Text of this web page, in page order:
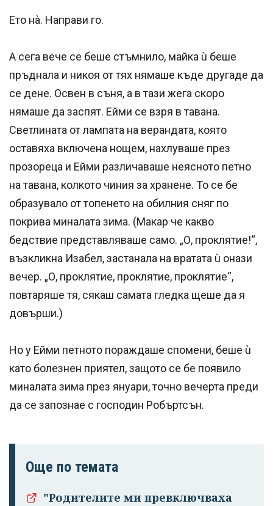
Ето нà. Направи го.
А сега вече се беше стъмнило, майка ù беше
пръднала и никоя от тях нямаше къде другаде да
се дене. Освен в съня, а в тази жега скоро
нямаше да заспят. Ейми се взря в тавана.
Светлината от лампата на верандата, която
оставяха включена нощем, нахлуваше през
прозореца и Ейми различаваше неясното петно
на тавана, колкото чиния за хранене. То се бе
образувало от топенето на обилния сняг по
покрива миналата зима. (Макар че какво
бедствие представляваше само. „О, проклятие!“,
възкликна Изабел, застанала на вратата ù онази
вечер. „О, проклятие, проклятие, проклятие“,
повтаряше тя, сякаш самата гледка щеше да я
довърши.)
Но у Ейми петното пораждаше спомени, беше ù
като болезнен приятел, защото се бе появило
миналата зима през януари, точно вечерта преди
да се запознае с господин Робъртсън.
Още по темата
"Родителите ми превключваха